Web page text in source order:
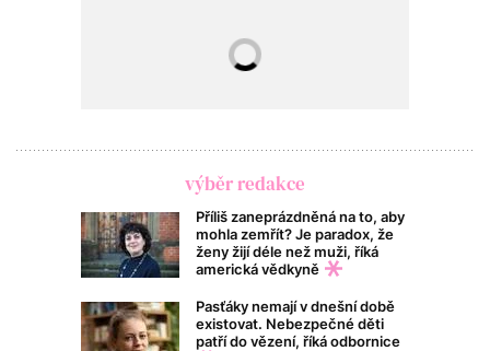
výběr redakce
Příliš zaneprázdněná na to, aby
mohla zemřít? Je paradox, že
ženy žijí déle než muži, říká
americká vědkyně
Pasťáky nemají v dnešní době
existovat. Nebezpečné děti
patří do vězení, říká odbornice